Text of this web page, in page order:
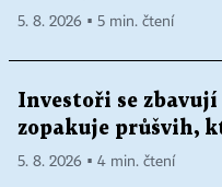
5. 8. 2026 ▪ 5 min. čtení
Investoři se zbavují
zopakuje průšvih,
5. 8. 2026 ▪ 4 min. čtení